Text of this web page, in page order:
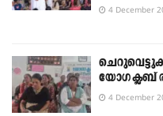
4 December
യോഗ ക്ലബ്
4 December